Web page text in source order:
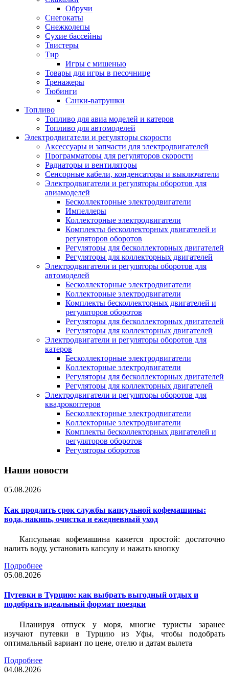
Обручи
Снегокаты
Снежколепы
Сухие бассейны
Твистеры
Тир
Игры с мишенью
Товары для игры в песочнице
Тренажеры
Тюбинги
Санки-ватрушки
Топливо
Топливо для авиа моделей и катеров
Топливо для автомоделей
Электродвигатели и регуляторы скорости
Аксессуары и запчасти для электродвигателей
Программаторы для регуляторов скорости
Радиаторы и вентиляторы
Сенсорные кабели, конденсаторы и выключатели
Электродвигатели и регуляторы оборотов для
авиамоделей
Бесколлекторные электродвигатели
Импеллеры
Коллекторные электродвигатели
Комплекты бесколлекторных двигателей и
регуляторов оборотов
Регуляторы для бесколлекторных двигателей
Регуляторы для коллекторных двигателей
Электродвигатели и регуляторы оборотов для
автомоделей
Бесколлекторные электродвигатели
Коллекторные электродвигатели
Комплекты бесколлекторных двигателей и
регуляторов оборотов
Регуляторы для бесколлекторных двигателей
Регуляторы для коллекторных двигателей
Электродвигатели и регуляторы оборотов для
катеров
Бесколлекторные электродвигатели
Коллекторные электродвигатели
Регуляторы для бесколлекторных двигателей
Регуляторы для коллекторных двигателей
Электродвигатели и регуляторы оборотов для
квадрокоптеров
Бесколлекторные электродвигатели
Коллекторные электродвигатели
Комплекты бесколлекторных двигателей и
регуляторов оборотов
Регуляторы оборотов
Наши новости
05.08.2026
Как продлить срок службы капсульной кофемашины:
вода, накипь, очистка и ежедневный уход
Капсульная кофемашина кажется простой: достаточно
налить воду, установить капсулу и нажать кнопку
Подробнее
05.08.2026
Путевки в Турцию: как выбрать выгодный отдых и
подобрать идеальный формат поездки
Планируя отпуск у моря, многие туристы заранее
изучают путевки в Турцию из Уфы, чтобы подобрать
оптимальный вариант по цене, отелю и датам вылета
Подробнее
04.08.2026